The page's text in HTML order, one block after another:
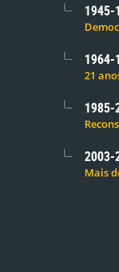
1945-
1964-
21
1985-
2003-
Mais